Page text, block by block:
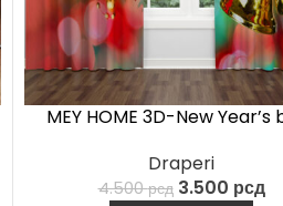
MEY HOME 3D-New Year’s
Draperi
4.500рсд 3.500 рсд